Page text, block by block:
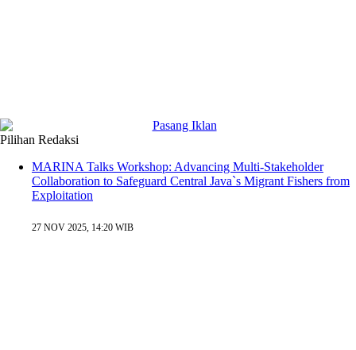
Pilihan Redaksi
MARINA Talks Workshop: Advancing Multi-Stakeholder
Collaboration to Safeguard Central Java`s Migrant Fishers from
Exploitation
27 NOV 2025, 14:20 WIB